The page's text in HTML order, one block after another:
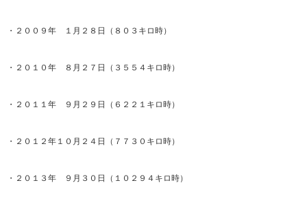
・２００９年 １月２８日（８０３キロ時）
・２０１０年 ８月２７日（３５５４キロ時）
・２０１１年 ９月２９日（６２２１キロ時）
・２０１２年１０月２４日（７７３０キロ時）
・２０１３年 ９月３０日（１０２９４キロ時）